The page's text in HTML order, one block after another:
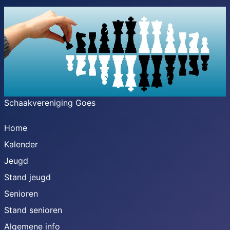
Schaakvereniging Goes
Home
Kalender
Jeugd
Stand jeugd
Senioren
Stand senioren
Algemene info